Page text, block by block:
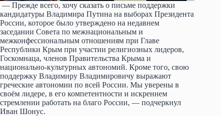
— Прежде всего, хочу сказать о письме поддержки
кандидатуры Владимира Путина на выборах Президента
России, которое было утверждено на недавнем
заседании Совета по межнациональным и
межконфессиональным отношениям при Главе
Республики Крым при участии религиозных лидеров,
Госкомнаца, членов Правительства Крыма и
национально-культурных автономий. Кроме того, свою
поддержку Владимиру Владимировичу выражают
греческие автономии по всей России. Мы уверены в
своём лидере, в его компетентности и искреннем
стремлении работать на благо России, — подчеркнул
Иван Шонус.